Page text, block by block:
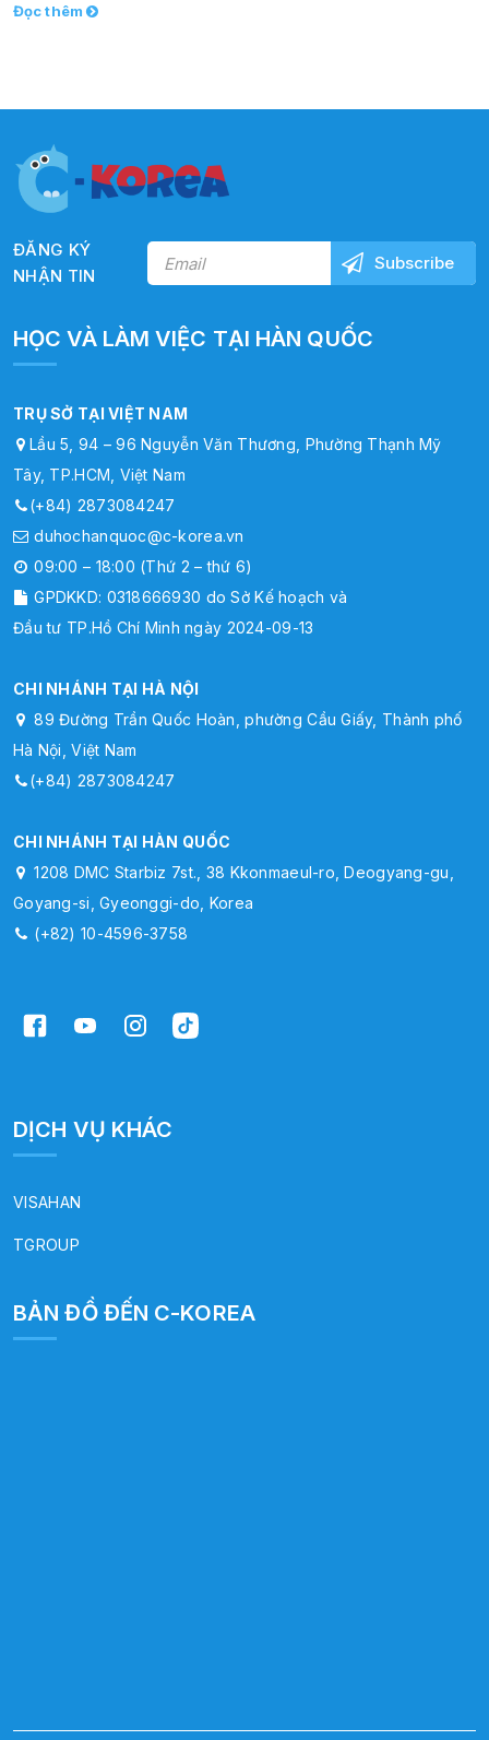
Đọc thêm
ĐĂNG KÝ
NHẬN TIN
HỌC VÀ LÀM VIỆC TẠI HÀN QUỐC
TRỤ SỞ TẠI VIỆT NAM
Lầu 5, 94 – 96 Nguyễn Văn Thương, Phường Thạnh Mỹ
Tây, TP.HCM, Việt Nam
(+84) 2873084247
duhochanquoc@c-korea.vn
09:00 – 18:00 (Thứ 2 – thứ 6)
GPDKKD: 0318666930 do Sở Kế hoạch và
Đầu tư TP.Hồ Chí Minh ngày 2024-09-13
CHI NHÁNH TẠI HÀ NỘI
89 Đường Trần Quốc Hoàn, phường Cầu Giấy, Thành phố
Hà Nội, Việt Nam
(+84) 2873084247
CHI NHÁNH TẠI HÀN QUỐC
1208 DMC Starbiz 7st., 38 Kkonmaeul-ro, Deogyang-gu,
Goyang-si, Gyeonggi-do, Korea
(+82) 10-4596-3758
DỊCH VỤ KHÁC
VISAHAN
TGROUP
BẢN ĐỒ ĐẾN C-KOREA